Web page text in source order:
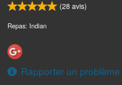
(28avis)
Repas: Indian
Rapporter un problème